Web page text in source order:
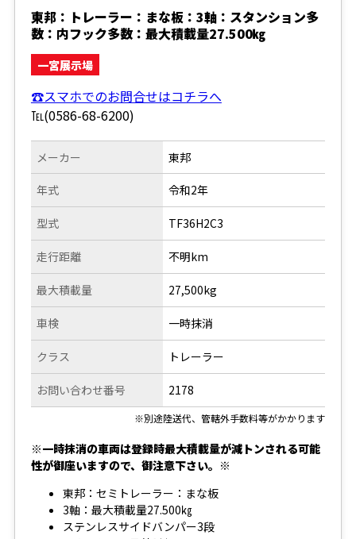
東邦：トレーラー：まな板：3軸：スタンション多
数：内フック多数：最大積載量27.500㎏
一宮展示場
☎スマホでのお問合せはコチラへ
℡(0586-68-6200)
メーカー
年式
型式
走行距離
東邦
令和2年
TF36H2C3
不明km
最大積載量
車検
クラス
お問い合わせ番号
27,500kg
一時抹消
トレーラー
2178
※別途陸送代、管轄外手数料等がかかります
※一時抹消の車両は登録時最大積載量が減トンされる可能
性が御座いますので、御注意下さい。※
東邦：セミトレーラー：まな板
3軸：最大積載量27.500㎏
ステンレスサイドバンパー3段